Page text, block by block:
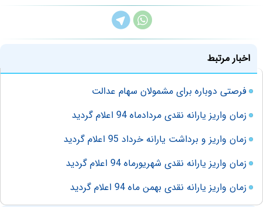
اخبار مرتبط
فرصتی دوباره برای مشمولان سهام عدالت
زمان واریز یارانه نقدی مردادماه 94 اعلام گردید
زمان واریز و برداشت یارانه خرداد 95 اعلام گردید
زمان واریز یارانه نقدی شهریورماه 94 اعلام گردید
زمان واریز یارانه نقدی بهمن ماه 94 اعلام گردید